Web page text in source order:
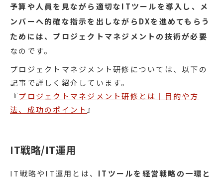
予算や人員を見ながら適切なITツールを導入し、メ
ンバーへ的確な指示を出しながらDXを進めてもらう
ためには、プロジェクトマネジメントの技術が必要
なのです。
プロジェクトマネジメント研修については、以下の
記事で詳しく紹介しています。
『プロジェクトマネジメント研修とは｜目的や方
法、成功のポイント 』
IT戦略/IT運用
IT戦略やIT運用とは、 ITツールを経営戦略の一環と